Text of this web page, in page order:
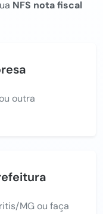
NFS nota fiscal
outra
MG ou faça